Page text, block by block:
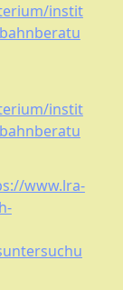
instit
instit
www.lra-